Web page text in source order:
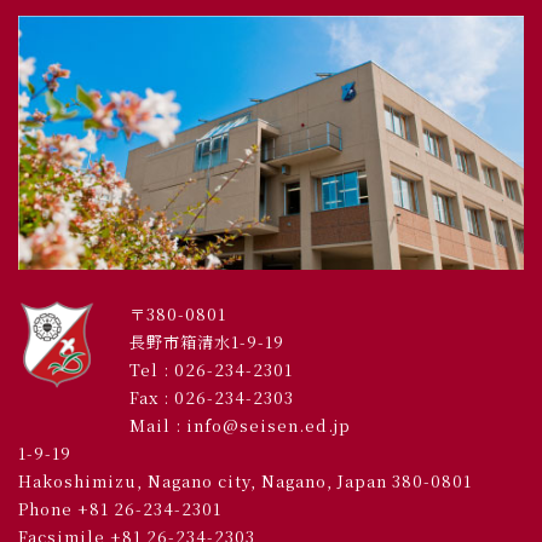
〒380-0801
長野市箱清水1-9-19
Tel : 026-234-2301
Fax : 026-234-2303
Mail : info@seisen.ed.jp
1-9-19
Hakoshimizu, Nagano city, Nagano, Japan 380-0801
Phone +81 26-234-2301
Facsimile +81 26-234-2303